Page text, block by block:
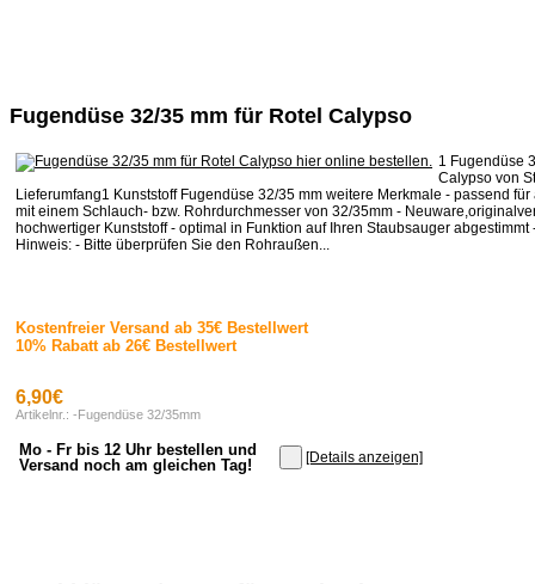
Fugendüse 32/35 mm für Rotel Calypso
1 Fugendüse
Calypso von
Lieferumfang1 Kunststoff Fugendüse 32/35 mm weitere Merkmale - passend
mit einem Schlauch- bzw. Rohrdurchmesser von 32/35mm -
hochwertiger Kunststoff - optimal in Funktion auf Ihren Staubsauger abgestimmt
Hinweis: - Bitte überprüfen Sie den Rohraußen...
Kostenfreier Versand ab 35€ Bestellwert
10% Rabatt ab 26€ Bestellwert
6,90€
Artikelnr.: -Fugendüse 32/35mm
Mo - Fr bis 12 Uhr bestellen und
Versand noch am gleichen Tag!
[Details anzeigen]